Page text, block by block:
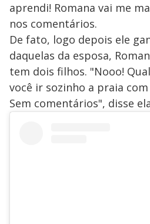
aprendi! Romana vai me
nos comentários.
De fato, logo depois ele
daquelas da esposa,
tem dois filhos. "Nooo!
você ir sozinho a praia com
Sem comentários", disse